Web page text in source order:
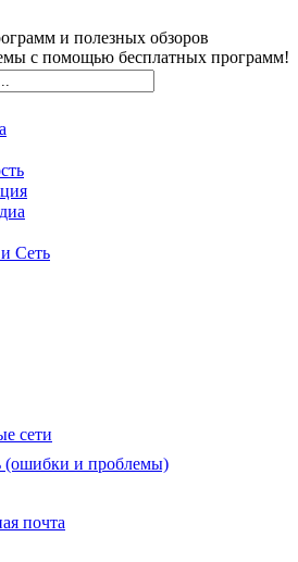
и полезных обзоров
с помощью бесплатных программ!
Сеть
сети
(ошибки и проблемы)
почта